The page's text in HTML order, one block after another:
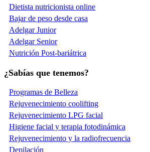
Dietista nutricionista online
Bajar de peso desde casa
Adelgar Junior
Adelgar Senior
Nutrición Post-bariátrica
¿Sabías que tenemos?
Programas de Belleza
Rejuvenecimiento coolifting
Rejuvenecimiento LPG facial
Higiene facial y terapia fotodinámica
Rejuvenecimiento y la radiofrecuencia
Depilación